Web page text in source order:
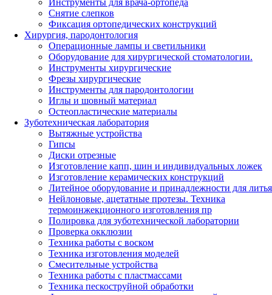
Снятие слепков
Фиксация ортопедических конструкций
Хирургия, пародонтология
Операционные лампы и светильники
Оборудование для хирургической стоматологии.
Инструменты хирургические
Фрезы хирургические
Инструменты для пародонтологии
Иглы и шовный материал
Остеопластические материалы
Зуботехническая лаборатория
Вытяжные устройства
Гипсы
Диски отрезные
Изготовление капп, шин и индивидуальных ложек
Изготовление керамических конструкций
Литейное оборудование и принадлежности для литья
Нейлоновые, ацетатные протезы. Техника
термоинжекционного изготовления пр
Полировка для зуботехнической лаборатории
Проверка окклюзии
Техника работы с воском
Техника изготовления моделей
Смесительные устройства
Техника работы с пластмассами
Техника пескоструйной обработки